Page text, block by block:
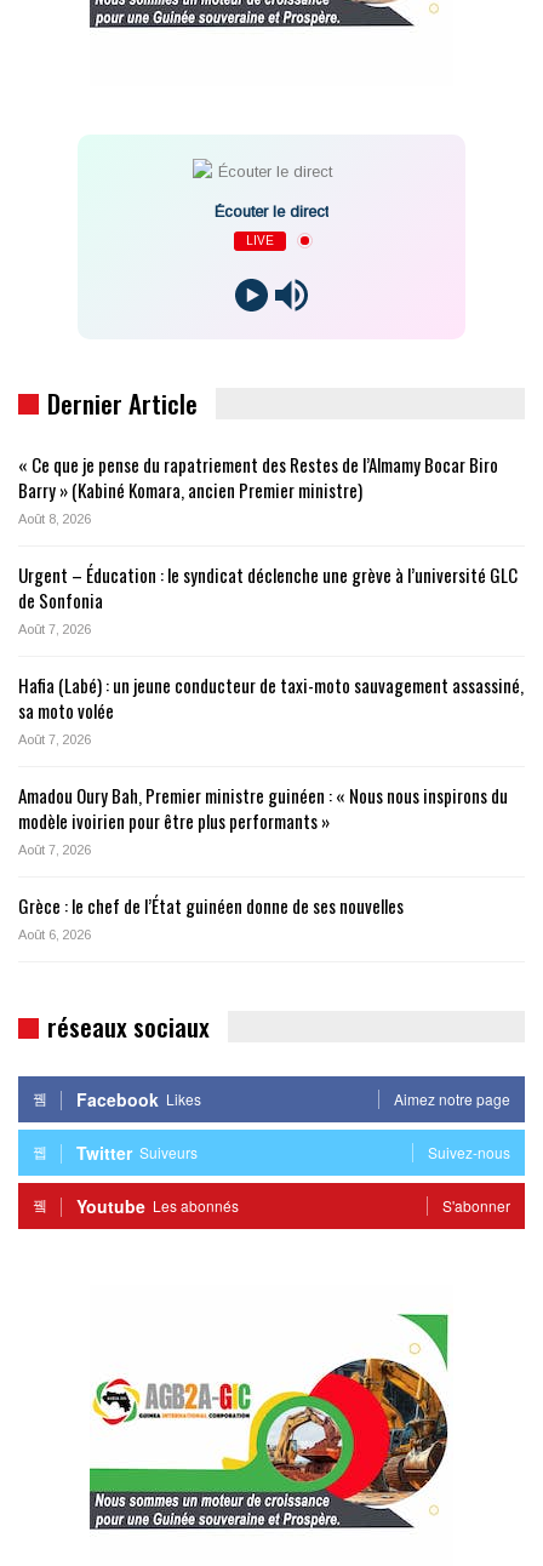
Écouter le direct
LIVE
Dernier Article
« Ce que je pense du rapatriement des Restes de l’Almamy Bocar Biro
Barry » (Kabiné Komara, ancien Premier ministre)
Août 8, 2026
Urgent – Éducation : le syndicat déclenche une grève à l’université GLC
de Sonfonia
Août 7, 2026
Hafia (Labé) : un jeune conducteur de taxi-moto sauvagement assassiné,
sa moto volée
Août 7, 2026
Amadou Oury Bah, Premier ministre guinéen : « Nous nous inspirons du
modèle ivoirien pour être plus performants »
Août 7, 2026
Grèce : le chef de l’État guinéen donne de ses nouvelles
Août 6, 2026
réseaux sociaux
Facebook Likes Aimez notre page
Twitter Suiveurs Suivez-nous
Youtube Les abonnés S'abonner